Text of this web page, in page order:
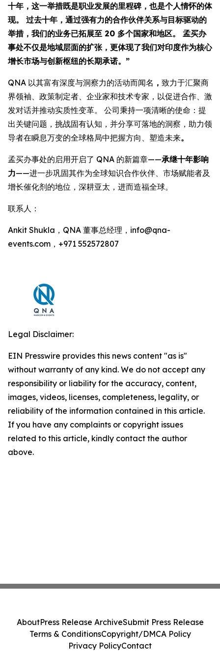
十年，这一举措既是职业发展的里程碑，也是个人情怀的体
现。 过去十年，通过强有力的合作伙伴关系与目标驱动的
举措，我们的业务已拓展至 20 多个国家和地区。 孟买办
事处不仅是地域层面的扩张，更体现了我们对印度作为核心
增长市场与创新枢纽的长期承诺。”
QNA 以其富有深度与洞察力的活动而闻名 ， 致力于汇聚商
界领袖、政策制定者、企业家和技术专家，以促进合作、激
发对话并推动实质性变革。 公司秉持一项清晰的使命：提
出关键问题，挑战固有认知，并分享可落地的洞察，助力领
导者在瞬息万变的全球格局中把握方向、塑造未来。
孟买办事处的启用开启了 QNA 的新篇章——承继十年影响
力——进一步巩固其作为全球知识合作伙伴、市场赋能者及
增长催化剂的地位，深耕亚太，进而造福全球。
联系人：
Ankit Shukla，QNA 董事总经理，info@qna-
events.com，+971 552572807
Legal Disclaimer:
EIN Presswire provides this news content "as is"
without warranty of any kind. We do not accept any
responsibility or liability for the accuracy, content,
images, videos, licenses, completeness, legality, or
reliability of the information contained in this article.
If you have any complaints or copyright issues
related to this article, kindly contact the author
above.
AboutPress Release ArchiveSubmit Press Release
Terms & ConditionsCopyright/DMCA Policy
Privacy PolicyContact